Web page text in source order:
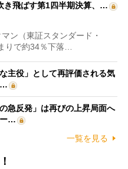
き飛ばす第1四半期決算、…
ン（東証スタンダード・
りで約34％下落…
主役」として再評価される気
急反発」は再びの上昇局面へ
…
一覧を見る